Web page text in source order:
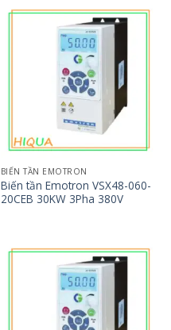
BIẾN TẦN EMOTRON
Biến tần Emotron VSX48-060-
20CEB 30KW 3Pha 380V